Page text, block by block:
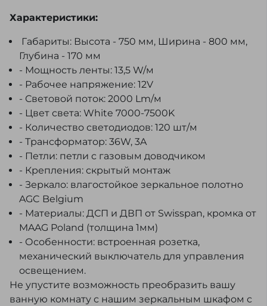
Характеристики:
Габариты: Высота - 750 мм, Ширина - 800 мм,
Глубина - 170 мм
- Мощность ленты: 13,5 W/м
- Рабочее напряжение: 12V
- Световой поток: 2000 Lm/м
- Цвет света: White 7000-7500K
- Количество светодиодов: 120 шт/м
- Трансформатор: 36W, 3A
- Петли: петли с газовым доводчиком
- Крепления: скрытый монтаж
- Зеркало: влагостойкое зеркальное полотно
AGC Belgium
- Материалы: ДСП и ДВП от Swisspan, кромка от
MAAG Poland (толщина 1мм)
- Особенности: встроенная розетка,
механический выключатель для управления
освещением.
Не упустите возможность преобразить вашу
ванную комнату с нашим зеркальным шкафом с